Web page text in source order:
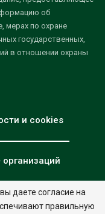
об
мерах по охране
государственных,
в отношении охраны
и cookies
Дизайн:nia.eco
даете согласие на
правильную